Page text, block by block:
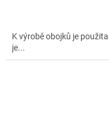
K výrobě obojků je
je...